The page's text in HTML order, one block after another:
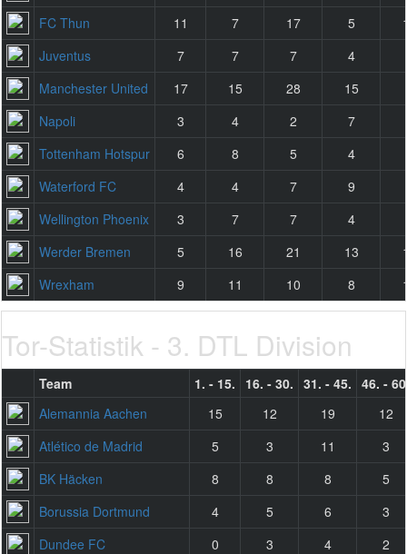
FC Thun
11 7 17 5
Juventus
7 7 7 4
Manchester United
17 15 28 15
Napoli
3 4 2 7
Tottenham Hotspur
6 8 5 4
Waterford FC
4 4 7 9
Wellington Phoenix
3 7 7 4
Werder Bremen
5 16 21 13
Wrexham
9 11 10 8
Tor-Statistik - 3. DTL Division
Team 1. - 15. 16. - 30. 31. - 45. 46. -
Alemannia Aachen
15 12 19
12
Atlético de Madrid
5 3 11
3
BK Häcken
8 8 8
5
Borussia Dortmund
4 5 6
3
Dundee FC
0 3 4
2